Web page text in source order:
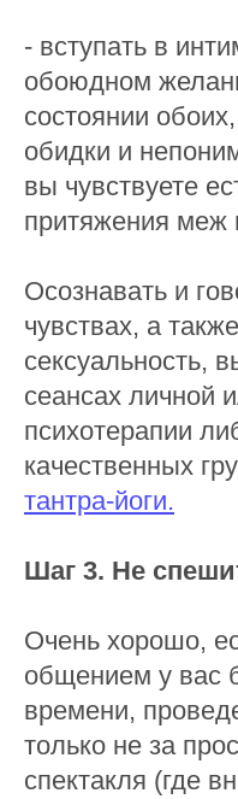
- вступать в
обоюдном
состоянии
обидки и
вы чувствуете
притяжения меж
Осознавать и
чувствах, а
сексуальность,
сеансах личной
психотерапии
качественных
тантра-йоги.
Шаг 3. Не
Очень хорошо,
общением у вас
времени,
только не за
спектакля (где